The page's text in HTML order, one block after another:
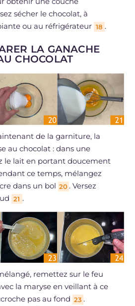
sécher le chocolat, à
ou au réfrigérateur 18 .
LA GANACHE
CHOCOLAT
de la garniture, la
au chocolat : dans une
le lait en portant doucement
ce temps, mélangez
dans un bol 20 . Versez
21 .
remettez sur le feu
la maryse en veillant à ce
pas au fond 23 .